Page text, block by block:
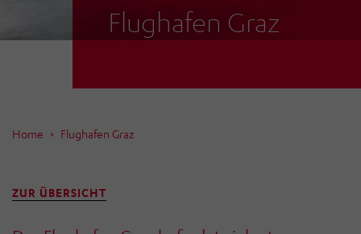
Flughafen Graz
Home Flughafen Graz
ZUR ÜBERSICHT